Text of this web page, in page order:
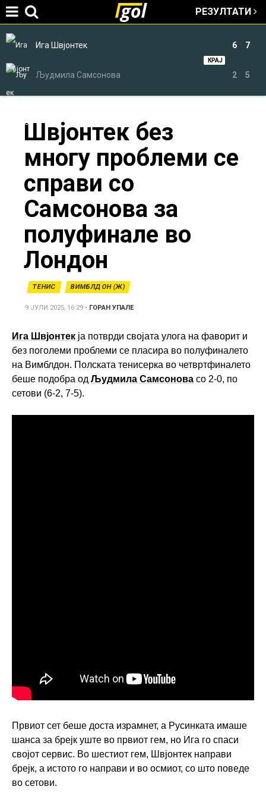
РЕЗУЛТАТИ
Ига Швјонтек
Људмила Самсонова
7
5
6
2
КРАЈ
here
Швјонтек без
многу проблеми се
справи со
Самсонова за
полуфинале во
Лондон
ТЕНИС ВИМБЛДОН (Ж)
9 ЈУЛИ 2025, 16:29 • ГОРАН УПАЛЕ
Ига Швјонтек ја потврди својата улога на фаворит и
без поголеми проблеми се пласира во полуфиналето
на Вимблдон. Полската тенисерка во четвртфиналето
беше подобра од Људмила Самсонова со 2-0, по
сетови (6-2, 7-5).
Првиот сет беше доста израмнет, а Русинката имаше
шанса за брејк уште во првиот гем, но Ига го спаси
својот сервис. Во шестиот гем, Швјонтек направи
брејк, а истото го направи и во осмиот, со што поведе
во сетови.